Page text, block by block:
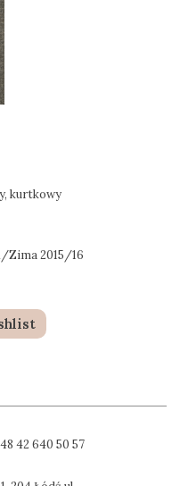
kurtkowy
Zima 2015/16
42 640 50 57